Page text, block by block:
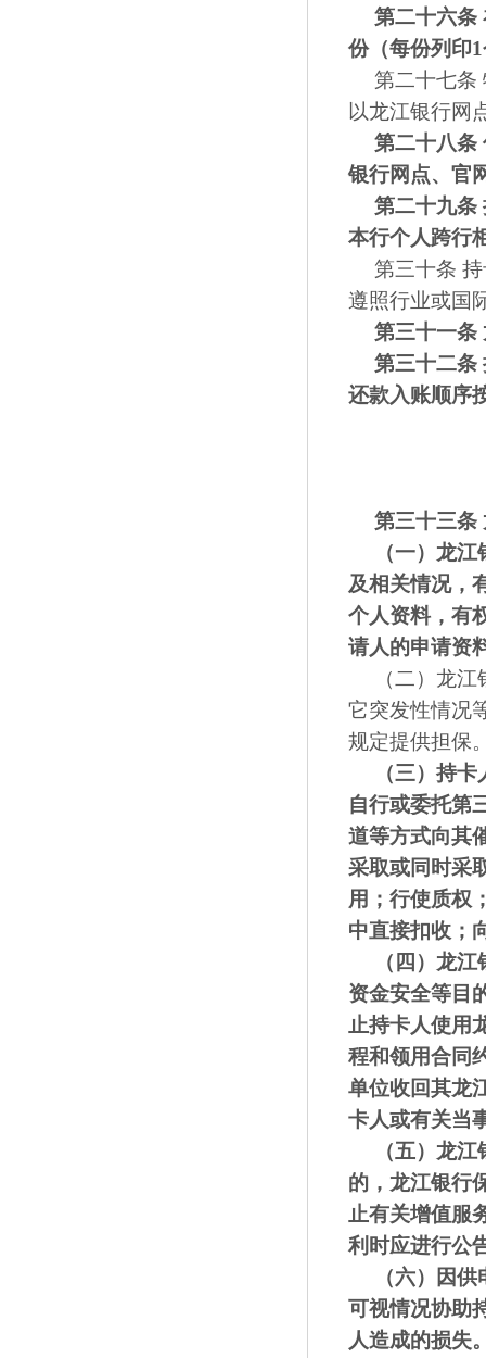
第二十六条
份（每份列印
第二十七条
以龙江银行网
第二十八条
银行网点、官
第二十九条
本行个人跨行
第三十条
遵照行业或国
第三十一条
第三十二条
还款入账顺序
第三十三条
（一） 龙江
及相关情况，
个人资料，有
请人的申请资
（二）龙
它突发性情况
规定提供担保
（三） 持卡
自行或委托第
道等方式向其
采取或同时采
用；行使质权
中直接扣收；
（四） 龙江
资金安全等目
止持卡人使用
程和领用合同
单位收回其龙
卡人或有关当
（五） 龙江
的， 龙江银行
止有关增值服
利时应进行公
（六）
因供
可视情况协助
人造成的损失